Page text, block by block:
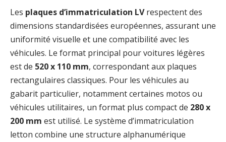
Les plaques d’immatriculation LVrespectent des
dimensions standardisées européennes, assurant une
uniformité visuelle et une compatibilité avec les
véhicules. Le format principal pour voitures légères
est de 520 x 110 mm, correspondant aux plaques
rectangulaires classiques. Pour les véhicules au
gabarit particulier, notamment certaines motos ou
véhicules utilitaires, un format plus compact de 280 x
200 mm est utilisé. Le système d’immatriculation
letton combine une structure alphanumérique